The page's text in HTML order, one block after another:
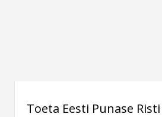
Toeta Eesti Punase